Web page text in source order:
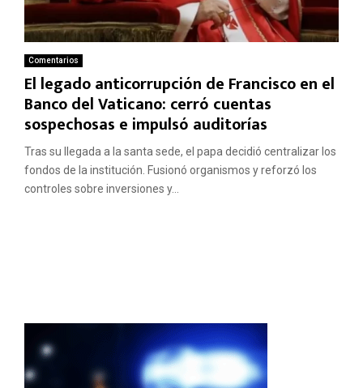
Comentarios
El legado anticorrupción de Francisco en el
Banco del Vaticano: cerró cuentas
sospechosas e impulsó auditorías
Tras su llegada a la santa sede, el papa decidió centralizar los
fondos de la institución. Fusionó organismos y reforzó los
controles sobre inversiones y...